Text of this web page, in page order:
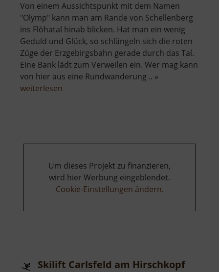
Von einem Aussichtspunkt mit dem Namen
"Olymp" kann man am Rande von Schellenberg
ins Flöhatal hinab blicken. Hat man ein wenig
Geduld und Glück, so schlängeln sich die roten
Züge der Erzgebirgsbahn gerade durch das Tal.
Eine Bank lädt zum Verweilen ein. Wer mag kann
von hier aus eine Rundwanderung .. »
weiterlesen
Um dieses Projekt zu finanzieren,
wird hier Werbung eingeblendet.
Cookie-Einstellungen ändern.
Skilift Carlsfeld am Hirschkopf